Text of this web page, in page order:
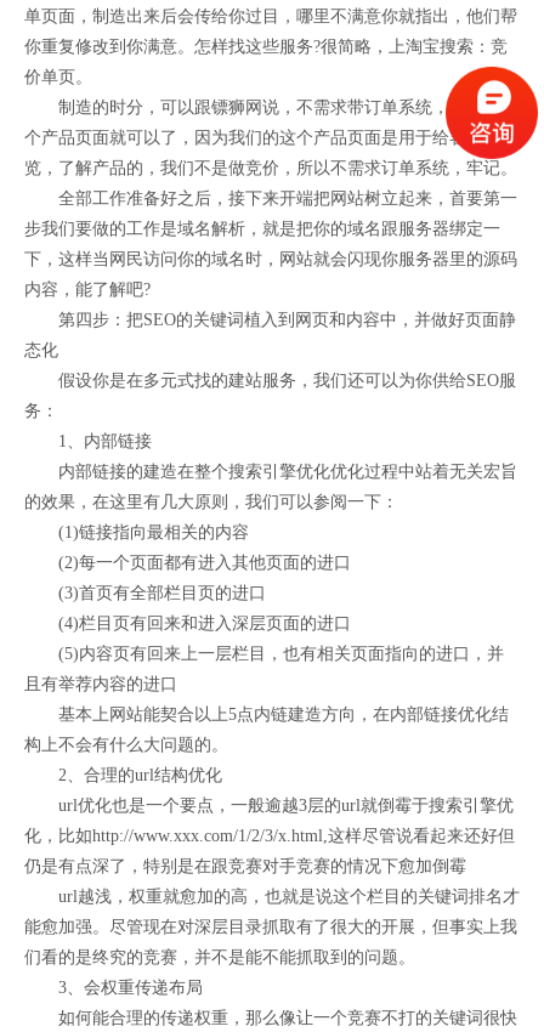
单页面，制造出来后会传给你过目，哪里不满意你就指出，他们帮
你重复修改到你满意。怎样找这些服务?很简略，上淘宝搜索：竞
价单页。
制造的时分，可以跟镖狮网说，不需求带订单系统，只需求一
个产品页面就可以了，因为我们的这个产品页面是用于给客户浏
览，了解产品的，我们不是做竞价，所以不需求订单系统，牢记。
全部工作准备好之后，接下来开端把网站树立起来，首要第一
步我们要做的工作是域名解析，就是把你的域名跟服务器绑定一
下，这样当网民访问你的域名时，网站就会闪现你服务器里的源码
内容，能了解吧?
第四步：把SEO的关键词植入到网页和内容中，并做好页面静
态化
假设你是在多元式找的建站服务，我们还可以为你供给SEO服
务：
1、内部链接
内部链接的建造在整个搜索引擎优化优化过程中站着无关宏旨
的效果，在这里有几大原则，我们可以参阅一下：
(1)链接指向最相关的内容
(2)每一个页面都有进入其他页面的进口
(3)首页有全部栏目页的进口
(4)栏目页有回来和进入深层页面的进口
(5)内容页有回来上一层栏目，也有相关页面指向的进口，并
且有举荐内容的进口
基本上网站能契合以上5点内链建造方向，在内部链接优化结
构上不会有什么大问题的。
2、合理的url结构优化
url优化也是一个要点，一般逾越3层的url就倒霉于搜索引擎优
化，比如http://www.xxx.com/1/2/3/x.html,这样尽管说看起来还好但
仍是有点深了，特别是在跟竞赛对手竞赛的情况下愈加倒霉
url越浅，权重就愈加的高，也就是说这个栏目的关键词排名才
能愈加强。尽管现在对深层目录抓取有了很大的开展，但事实上我
们看的是终究的竞赛，并不是能不能抓取到的问题。
3、会权重传递布局
如何能合理的传递权重，那么像让一个竞赛不打的关键词很快